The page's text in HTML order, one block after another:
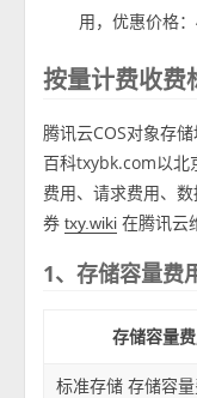
用，优惠价格：
按量计费收费
腾讯云COS对象存
百科txybk.com以北
费用、请求费用、
券txy.wiki 在腾讯云
1、存储容量费
存储容量
标准存储 存储容